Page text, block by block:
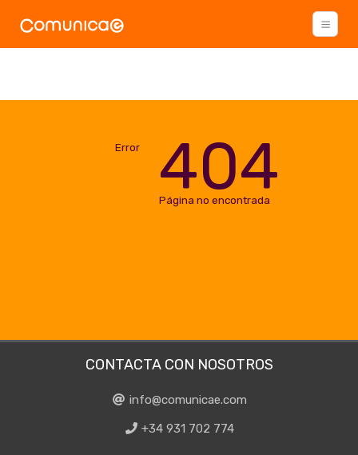
Error 404
Página no encontrada
CONTACTA CON NOSOTROS
info@comunicae.com
+34 931 702 774